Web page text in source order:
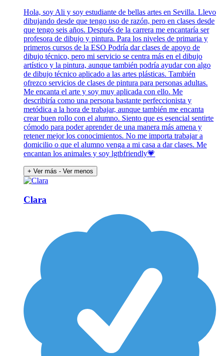
Hola, soy Ali y soy estudiante de bellas artes en Sevilla. Llevo
dibujando desde que tengo uso de razón, pero en clases desde
que tengo seis años. Después de la carrera me encantaría ser
profesora de dibujo y pintura. Para los niveles de primaria y
primeros cursos de la ESO Podría dar clases de apoyo de
dibujo técnico, pero mi servicio se centra más en el dibujo
artístico y la pintura, aunque también podría ayudar con algo
de dibujo técnico aplicado a las artes plásticas. También
ofrezco servicios de clases de pintura para personas adultas.
Me encanta el arte y soy muy aplicada con ello. Me
describiría como una persona bastante perfeccionista y
metódica a la hora de trabajar, aunque también me encanta
crear buen rollo con el alumno. Siento que es esencial sentirte
cómodo para poder aprender de una manera más amena y
retener mejor los conocimientos. No me importa trabajar a
domicilio o que el alumno venga a mi casa a dar clases. Me
encantan los animales y soy lgtbfriendly💗
+ Ver más - Ver menos
Clara